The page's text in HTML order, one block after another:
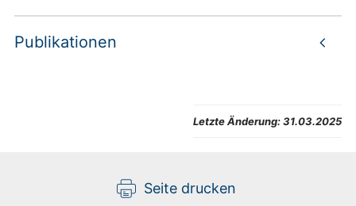
Publikationen
Letzte Änderung:31.03.2025
Seite drucken